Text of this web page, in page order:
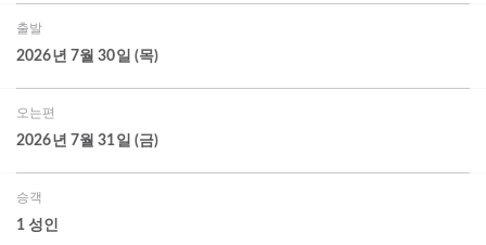
출발
2026년 7월 30일 (목)
오는편
2026년 7월 31일 (금)
승객
1 성인